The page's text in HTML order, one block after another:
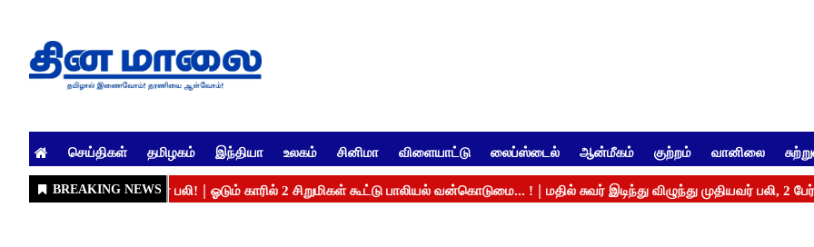
செய்திகள் தமிழகம் இந்தியா உலகம் சினிமா விளையாட்டு லைப்ஸ்டைல் ஆன்மீகம் குற்றம் வானிலை